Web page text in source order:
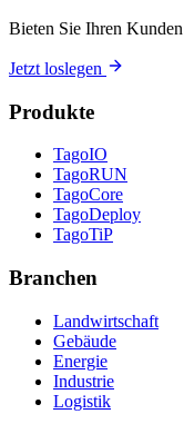
Bieten Sie Ihren
Jetzt loslegen
Produkte
TagoIO
TagoRUN
TagoCore
TagoDeploy
TagoTiP
Branchen
Landwirtschaft
Gebäude
Energie
Industrie
Logistik